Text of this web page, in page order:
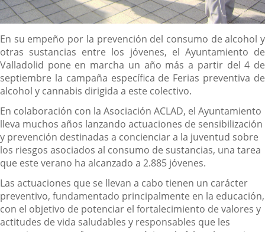
Descripción
En su empeño por la prevención del consumo de alcohol y
otras sustancias entre los jóvenes, el Ayuntamiento de
Valladolid pone en marcha un año más a partir del 4 de
septiembre la campaña específica de Ferias preventiva de
alcohol y cannabis dirigida a este colectivo.
En colaboración con la Asociación ACLAD, el Ayuntamiento
lleva muchos años lanzando actuaciones de sensibilización
y prevención destinadas a concienciar a la juventud sobre
los riesgos asociados al consumo de sustancias, una tarea
que este verano ha alcanzado a 2.885 jóvenes.
Las actuaciones que se llevan a cabo tienen un carácter
preventivo, fundamentado principalmente en la educación,
con el objetivo de potenciar el fortalecimiento de valores y
actitudes de vida saludables y responsables que les